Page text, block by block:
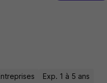
Exp. 1 à 5 ans